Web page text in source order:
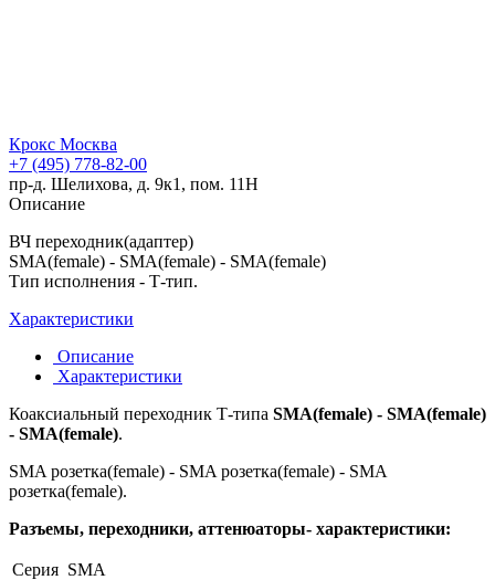
Крокс Москва
+7 (495) 778-82-00
пр-д. Шелихова, д. 9к1, пом. 11Н
Описание
ВЧ переходник(адаптер)
SMA(female) - SMA(female) - SMA(female)
Тип исполнения - Т-тип.
Характеристики
Описание
Характеристики
Коаксиальный переходник Т-типа SMA(female) - SMA(female)
- SMA(female).
SMA розетка(female) - SMA розетка(female) - SMA
розетка(female).
Разъемы, переходники, аттенюаторы- характеристики:
Серия SMA